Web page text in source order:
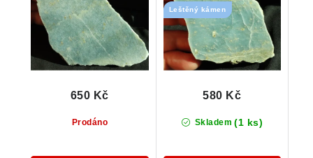
Prodáno
650 Kč
Leštěný kámen
Skladem (1 ks)
580 Kč